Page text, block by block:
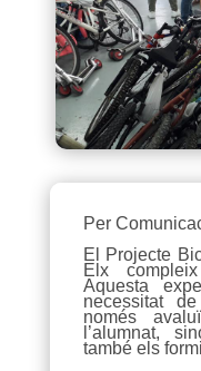
Per
El Projecte
Elx
Aquesta
necessitat
només
l’alumnat,
també els